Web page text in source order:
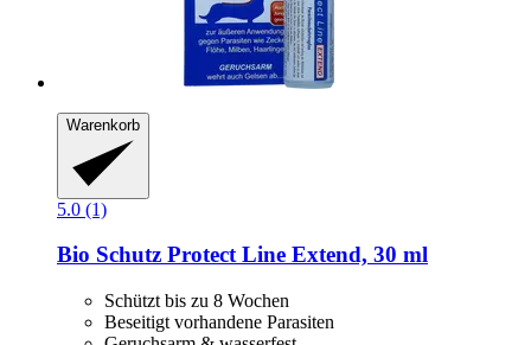
Warenkorb
5.0 (1)
Bio Schutz Protect Line Extend, 30 ml
Schützt bis zu 8 Wochen
Beseitigt vorhandene Parasiten